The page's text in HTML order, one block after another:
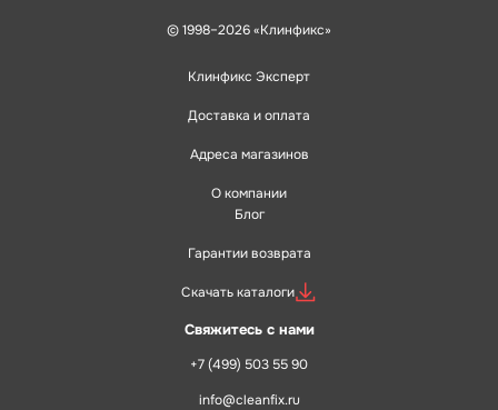
© 1998–2026 «Клинфикс»
Клинфикс Эксперт
Доставка и оплата
Адреса магазинов
О компании
Блог
Гарантии возврата
Скачать каталоги
Свяжитесь с нами
+7 (499) 503 55 90
info@cleanfix.ru